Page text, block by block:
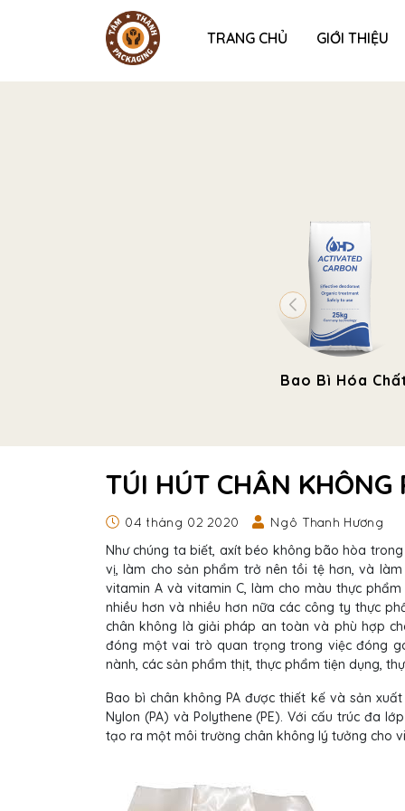
TRANG CHỦ GIỚI THIỆU
Bao Bì Hóa
TÚI HÚT CHÂN KHÔNG
04 tháng 02 2020 Ngô Thanh Hương
Như chúng ta biết, axít béo không bão hòa
vị, làm cho sản phẩm trở nên tồi tệ hơn, và
vitamin A và vitamin C, làm cho màu thực
nhiều hơn và nhiều hơn nữa các công ty thực
chân không là giải pháp an toàn và phù hợp
đóng một vai trò quan trọng trong việc đóng
nành, các sản phẩm thịt, thực phẩm tiện dụng,
Bao bì chân không PA được thiết kế và sản
Nylon (PA) và Polythene (PE). Với cấu trúc đa
tạo ra một môi trường chân không lý tưởng cho